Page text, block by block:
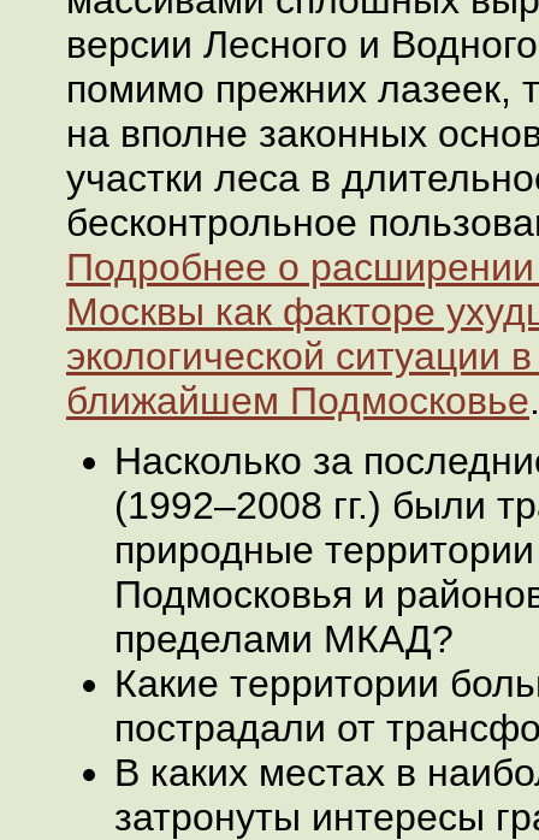
версии Лесного и
помимо прежних лазеек,
на вполне законных
участки леса в
бесконтрольное
Подробнее о
Москвы как факторе
экологической ситуации
ближайшем Подмосковье.
Насколько за
(1992–2008 гг.) были
природные
Подмосковья и
пределами МКАД?
Какие территории
пострадали от
В каких местах в
затронуты интересы